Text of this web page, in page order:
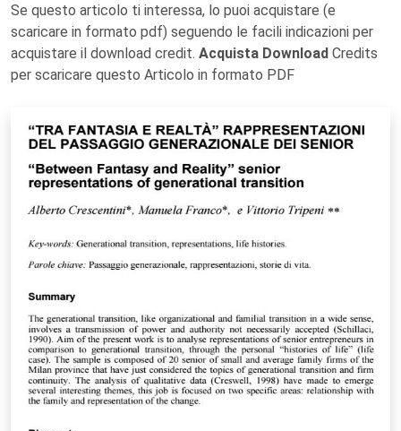
Se questo articolo ti interessa, lo puoi acquistare (e
scaricare in formato pdf) seguendo le facili indicazioni per
acquistare il download credit. Acquista Download Credits
per scaricare questo Articolo in formato PDF